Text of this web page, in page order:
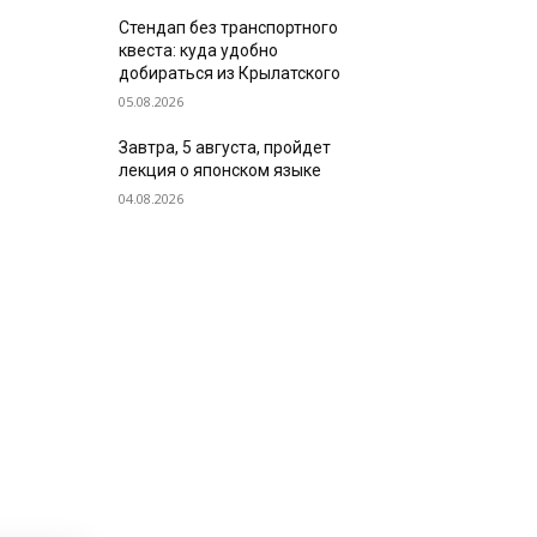
Стендап без транспортного
квеста: куда удобно
добираться из Крылатского
05.08.2026
Завтра, 5 августа, пройдет
лекция о японском языке
04.08.2026